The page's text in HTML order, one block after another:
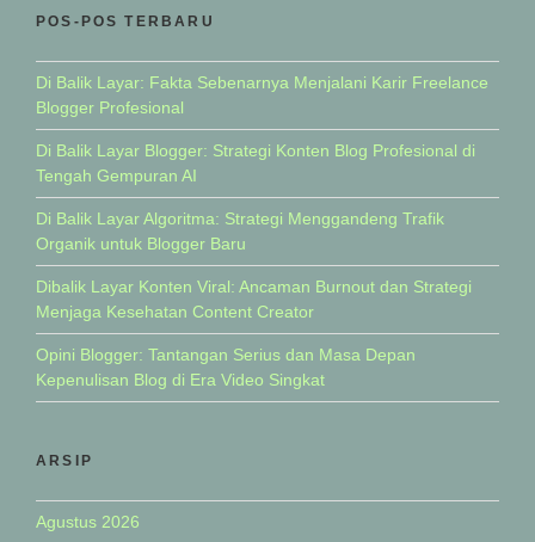
POS-POS TERBARU
Di Balik Layar: Fakta Sebenarnya Menjalani Karir Freelance
Blogger Profesional
Di Balik Layar Blogger: Strategi Konten Blog Profesional di
Tengah Gempuran AI
Di Balik Layar Algoritma: Strategi Menggandeng Trafik
Organik untuk Blogger Baru
Dibalik Layar Konten Viral: Ancaman Burnout dan Strategi
Menjaga Kesehatan Content Creator
Opini Blogger: Tantangan Serius dan Masa Depan
Kepenulisan Blog di Era Video Singkat
ARSIP
Agustus 2026